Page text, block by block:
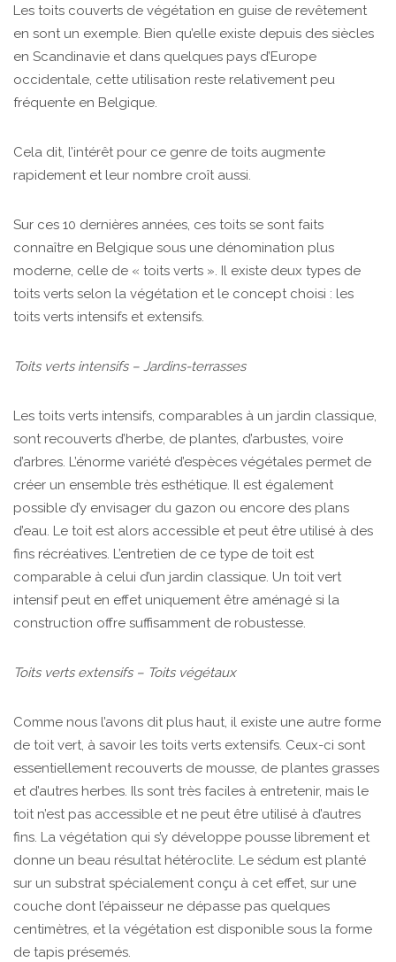
Les toits couverts de végétation en guise de revêtement
en sont un exemple. Bien qu’elle existe depuis des siècles
en Scandinavie et dans quelques pays d’Europe
occidentale, cette utilisation reste relativement peu
fréquente en Belgique.
Cela dit, l’intérêt pour ce genre de toits augmente
rapidement et leur nombre croît aussi.
Sur ces 10 dernières années, ces toits se sont faits
connaître en Belgique sous une dénomination plus
moderne, celle de « toits verts ». Il existe deux types de
toits verts selon la végétation et le concept choisi : les
toits verts intensifs et extensifs.
Toits verts intensifs – Jardins-terrasses
Les toits verts intensifs, comparables à un jardin classique,
sont recouverts d’herbe, de plantes, d’arbustes, voire
d’arbres. L’énorme variété d’espèces végétales permet de
créer un ensemble très esthétique. Il est également
possible d’y envisager du gazon ou encore des plans
d’eau. Le toit est alors accessible et peut être utilisé à des
fins récréatives. L’entretien de ce type de toit est
comparable à celui d’un jardin classique. Un toit vert
intensif peut en effet uniquement être aménagé si la
construction offre suffisamment de robustesse.
Toits verts extensifs – Toits végétaux
Comme nous l’avons dit plus haut, il existe une autre forme
de toit vert, à savoir les toits verts extensifs. Ceux-ci sont
essentiellement recouverts de mousse, de plantes grasses
et d’autres herbes. Ils sont très faciles à entretenir, mais le
toit n’est pas accessible et ne peut être utilisé à d’autres
fins. La végétation qui s’y développe pousse librement et
donne un beau résultat hétéroclite. Le sédum est planté
sur un substrat spécialement conçu à cet effet, sur une
couche dont l’épaisseur ne dépasse pas quelques
centimètres, et la végétation est disponible sous la forme
de tapis présemés.